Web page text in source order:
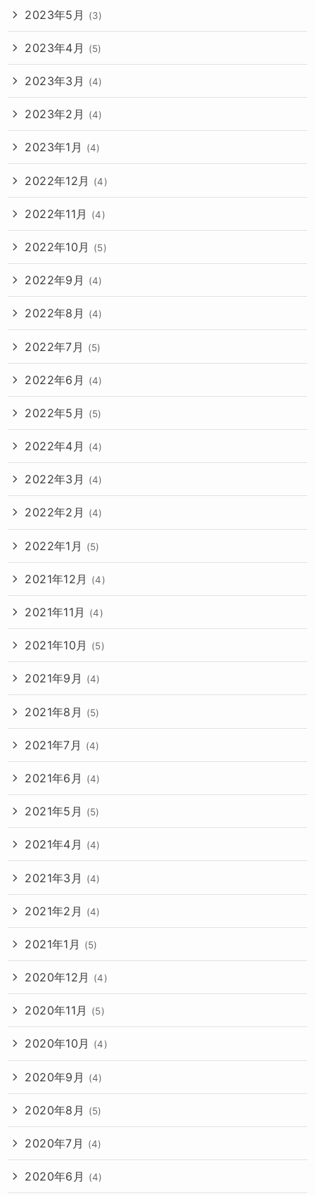
2023年5月 (3)
2023年4月 (5)
2023年3月 (4)
2023年2月 (4)
2023年1月 (4)
2022年12月 (4)
2022年11月 (4)
2022年10月 (5)
2022年9月 (4)
2022年8月 (4)
2022年7月 (5)
2022年6月 (4)
2022年5月 (5)
2022年4月 (4)
2022年3月 (4)
2022年2月 (4)
2022年1月 (5)
2021年12月 (4)
2021年11月 (4)
2021年10月 (5)
2021年9月 (4)
2021年8月 (5)
2021年7月 (4)
2021年6月 (4)
2021年5月 (5)
2021年4月 (4)
2021年3月 (4)
2021年2月 (4)
2021年1月 (5)
2020年12月 (4)
2020年11月 (5)
2020年10月 (4)
2020年9月 (4)
2020年8月 (5)
2020年7月 (4)
2020年6月 (4)